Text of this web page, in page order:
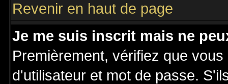
Revenir en haut de page
Je me suis inscrit mais ne
Premièrement, vérifiez que
d'utilisateur et mot de passe.